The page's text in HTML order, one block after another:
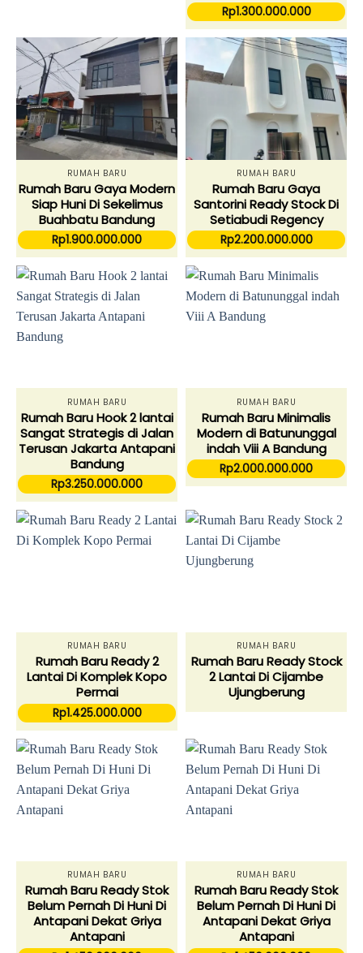
Rp1.300.000.000
RUMAH BARU
Rumah Baru Gaya Modern
Siap Huni Di Sekelimus
Buahbatu Bandung
Rp1.900.000.000
RUMAH BARU
Rumah Baru Gaya
Santorini Ready Stock Di
Setiabudi Regency
Rp2.200.000.000
RUMAH BARU
Rumah Baru Hook 2 lantai
Sangat Strategis di Jalan
Terusan Jakarta Antapani
Bandung
Rp3.250.000.000
RUMAH BARU
Rumah Baru Minimalis
Modern di Batununggal
indah Viii A Bandung
Rp2.000.000.000
RUMAH BARU
Rumah Baru Ready 2
Lantai Di Komplek Kopo
Permai
Rp1.425.000.000
RUMAH BARU
Rumah Baru Ready Stock
2 Lantai Di Cijambe
Ujungberung
RUMAH BARU
Rumah Baru Ready Stok
Belum Pernah Di Huni Di
Antapani Dekat Griya
Antapani
RUMAH BARU
Rumah Baru Ready Stok
Belum Pernah Di Huni Di
Antapani Dekat Griya
Antapani